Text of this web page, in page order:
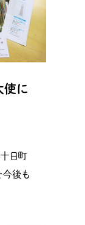
使に
十日町
今後も